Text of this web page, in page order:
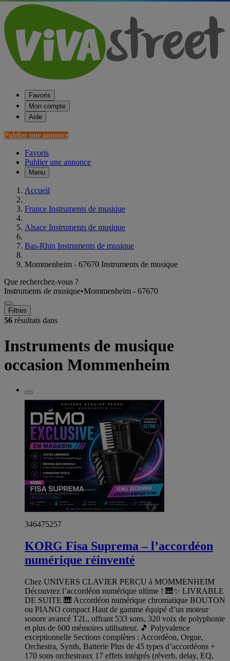
Favoris
Mon compte
Aide
Publier une annonce
Favoris
Publier une annonce
Menu
Accueil
France Instruments de musique
Alsace Instruments de musique
Bas-Rhin Instruments de musique
Mommenheim - 67670 Instruments de musique
Que recherchez-vous ?
Instruments de musique•Mommenheim - 67670
Filtres
56 résultats dans
Instruments de musique
occasion Mommenheim
346475257
KORG Fisa Suprema – l’accordéon
numérique réinventé
Chez UNIVERS CLAVIER PERCU à MOMMENHEIM
Découvrez l’accordéon numérique ultime ! 🎹✨ LIVRABLE
DE SUITE 🎹 Accordéon numérique chromatique BOUTON
ou PIANO compact Haut de gamme équipé d’un moteur
sonore avancé T2L, offrant 533 sons, 320 voix de polyphonie
et plus de 600 mémoires utilisateur. 🎵 Polyvalence
exceptionnelle Sections complètes : Accordéon, Orgue,
Orchestra, Synth, Batterie Plus de 45 types d’accordéons +
170 sons orchestraux 17 effets intégrés (réverb, delay, EQ,